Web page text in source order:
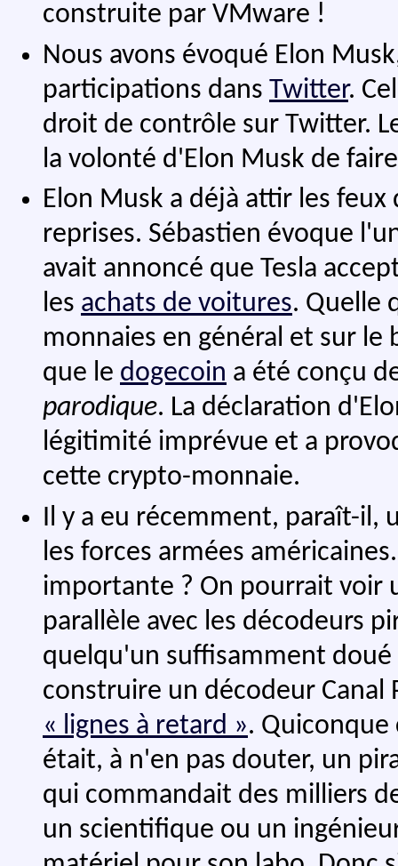
construite par VMware !
Nous avons évoqué Elon
participations dans Twitter.
droit de contrôle sur Twitter.
la volonté d'Elon Musk de
Elon Musk a déjà attir les
reprises. Sébastien évoque
avait annoncé que Tesla
les achats de voitures. Quelle
monnaies en général et sur le
que le dogecoin a été conçu
parodique. La déclaration
légitimité imprévue et a
cette crypto-monnaie.
Il y a eu récemment, paraît-il,
les forces armées
importante ? On pourrait voir
parallèle avec les décodeurs
quelqu'un suffisamment
construire un décodeur Canal
« lignes à retard ».
était, à n'en pas douter, un
qui commandait des milliers
un scientifique ou un